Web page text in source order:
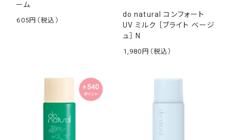
ーム
605
do natural コンフォート
UV ミルク ［ブライト ベージ
ュ］ N
1,980